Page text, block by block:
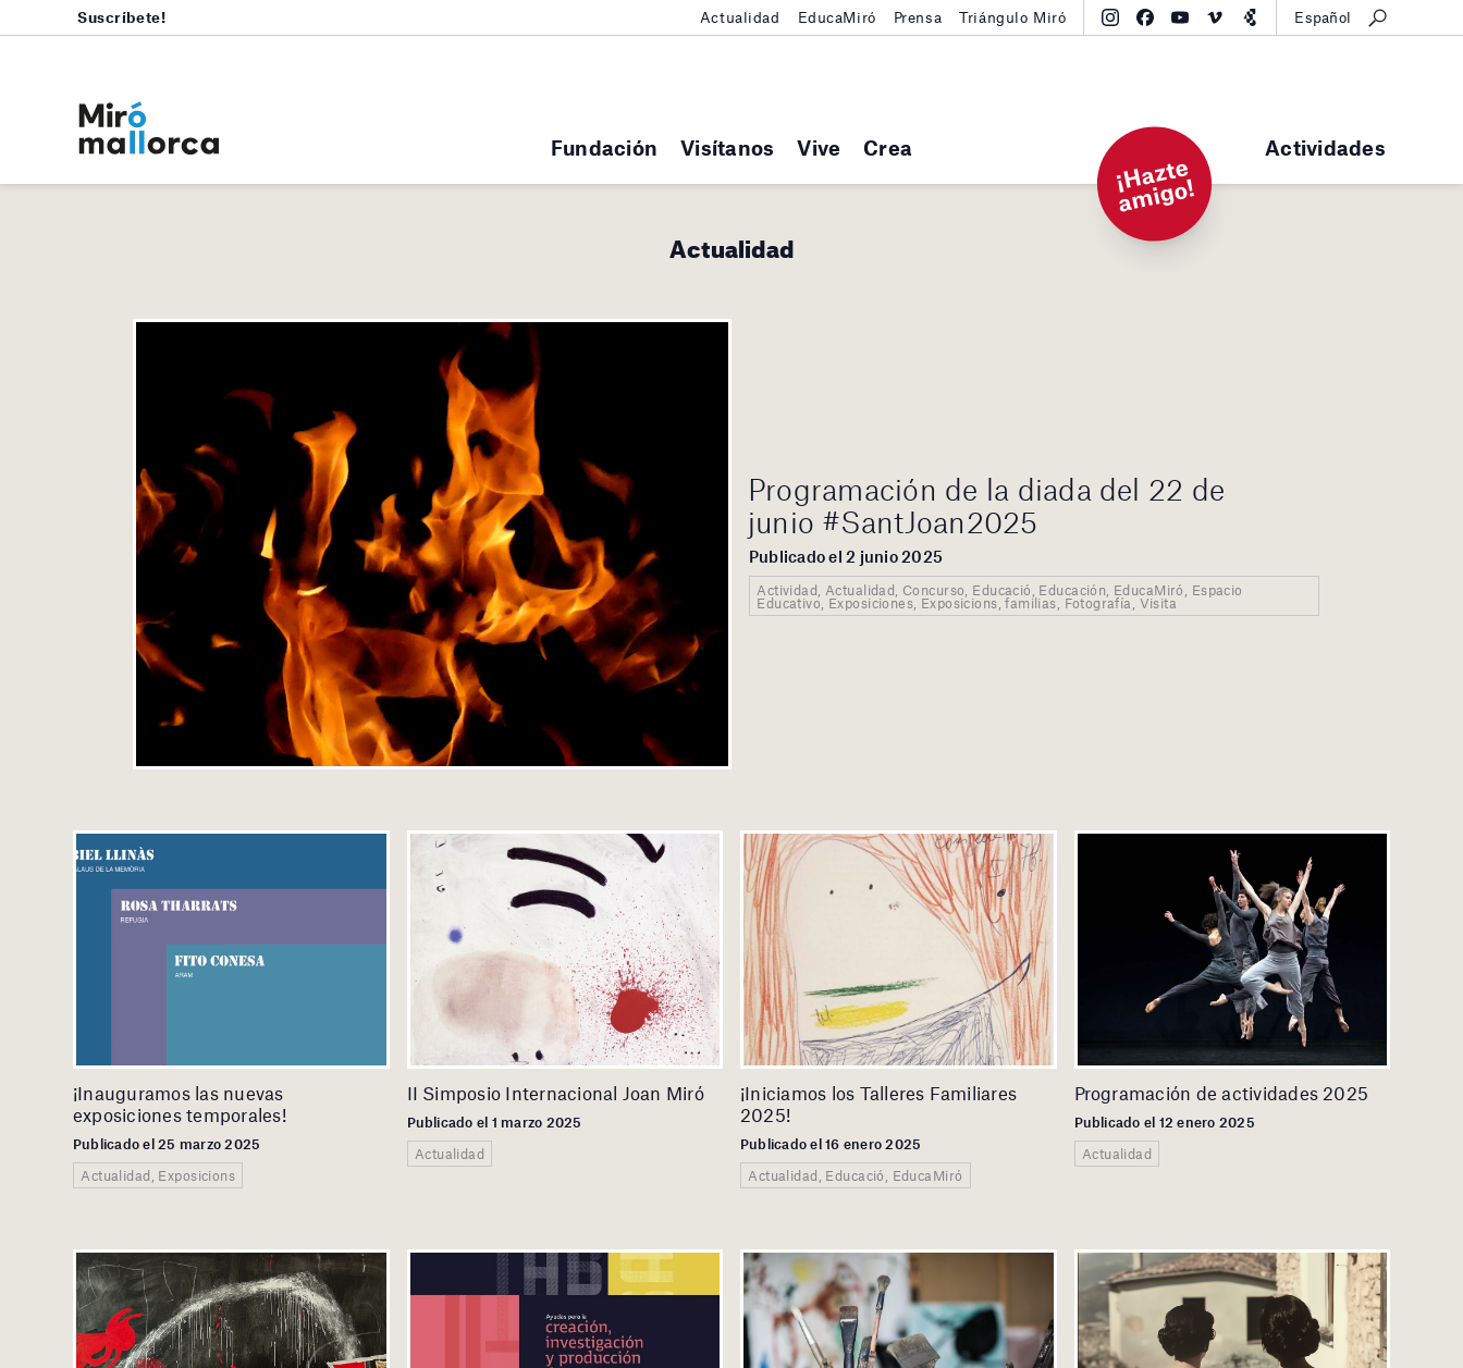
Fundación Visítanos Vive Crea Actividades
Suscríbete! Actualidad EducaMiró Prensa Triángulo Miró Español
¡
H
a
zt
e
a
mi
g
o!
Actualidad
Programación de la diada del 22 de
junio #SantJoan2025
Publicado el 2 junio 2025
Actividad, Actualidad, Concurso, Educació, Educación, EducaMiró, Espacio
Educativo, Exposiciones, Exposicions, familias, Fotografía, Visita
¡Inauguramos las nuevas
exposiciones temporales!
Publicado el 25 marzo 2025
Actualidad, Exposicions
II Simposio Internacional Joan Miró
Publicado el 1 marzo 2025
Actualidad
¡Iniciamos los Talleres Familiares
2025!
Publicado el 16 enero 2025
Actualidad, Educació, EducaMiró
Programación de actividades 2025
Publicado el 12 enero 2025
Actualidad